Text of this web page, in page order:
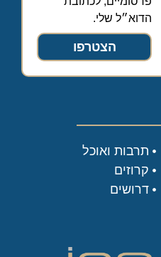
הדוא״ל שלי.
הצטרפו
תרבות ואוכל
קרוזים
דרושים